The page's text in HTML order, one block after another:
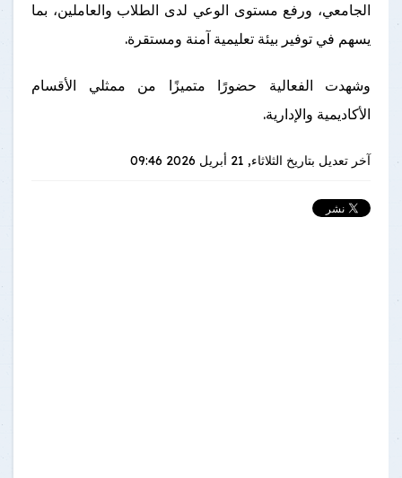
الجامعي، ورفع مستوى الوعي لدى الطلاب والعاملين، بما
يسهم في توفير بيئة تعليمية آمنة ومستقرة.
وشهدت الفعالية حضورًا متميزًا من ممثلي الأقسام
الأكاديمية والإدارية.
آخر تعديل بتاريخ الثلاثاء, 21 أبريل 2026 09:46